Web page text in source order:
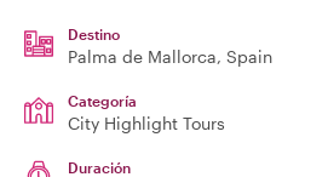
Destino
Palma de Mallorca, Spain
Categoría
City Highlight Tours
Duración